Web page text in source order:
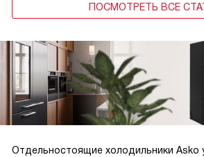
ПОСМОТРЕТЬ ВСЕ
Отдельностоящие холодильники Asko